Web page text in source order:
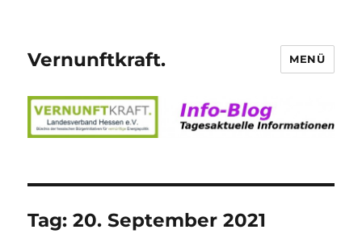
Vernunftkraft. MENÜ
Tag:20. September 2021